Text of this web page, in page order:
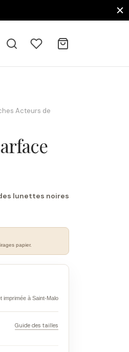
Acteurs de
lunettes noires
papier.
imprimée à Saint-Malo
Guide des tailles